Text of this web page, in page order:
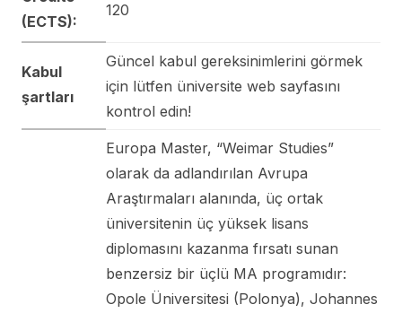
(ECTS):
120
Kabul
şartları
Güncel kabul gereksinimlerini görmek
için lütfen üniversite web sayfasını
kontrol edin!
Europa Master, “Weimar Studies”
olarak da adlandırılan Avrupa
Araştırmaları alanında, üç ortak
üniversitenin üç yüksek lisans
diplomasını kazanma fırsatı sunan
benzersiz bir üçlü MA programıdır:
Opole Üniversitesi (Polonya), Johannes